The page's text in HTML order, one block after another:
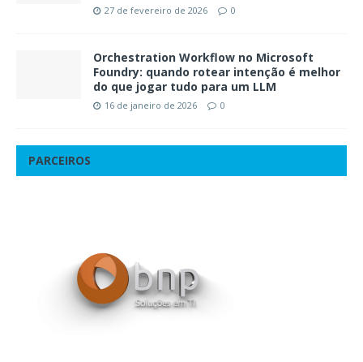
27 de fevereiro de 2026 0
Orchestration Workflow no Microsoft
Foundry: quando rotear intenção é melhor
do que jogar tudo para um LLM
16 de janeiro de 2026 0
PARCEIROS